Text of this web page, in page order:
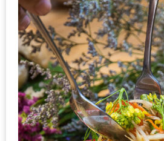
ไม่
บาน
ปลาย
อิ่ม
ชิ
ลล์
ไม่
เกิน